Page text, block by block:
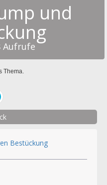
und
Aufrufe
Thema.
Bestückung